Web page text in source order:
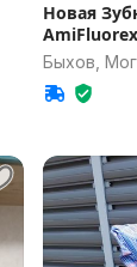
Новая
AmiFluorex
Быхов,